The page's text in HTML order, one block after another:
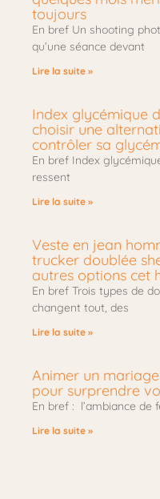
toujours
En bref Un shooting
qu’une séance devant
Lire la suite »
Index glycémique
choisir une
contrôler sa
En bref Index
ressent
Lire la suite »
Veste en jean
trucker doublée
autres options cet
En bref Trois types de
changent tout, des
Lire la suite »
Animer un
pour surprendre
En bref : l’ambiance de
Lire la suite »